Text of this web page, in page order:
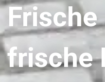
frische